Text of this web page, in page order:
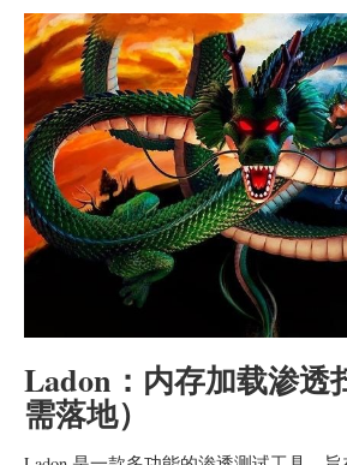
Ladon：内存加载渗透
需落地）